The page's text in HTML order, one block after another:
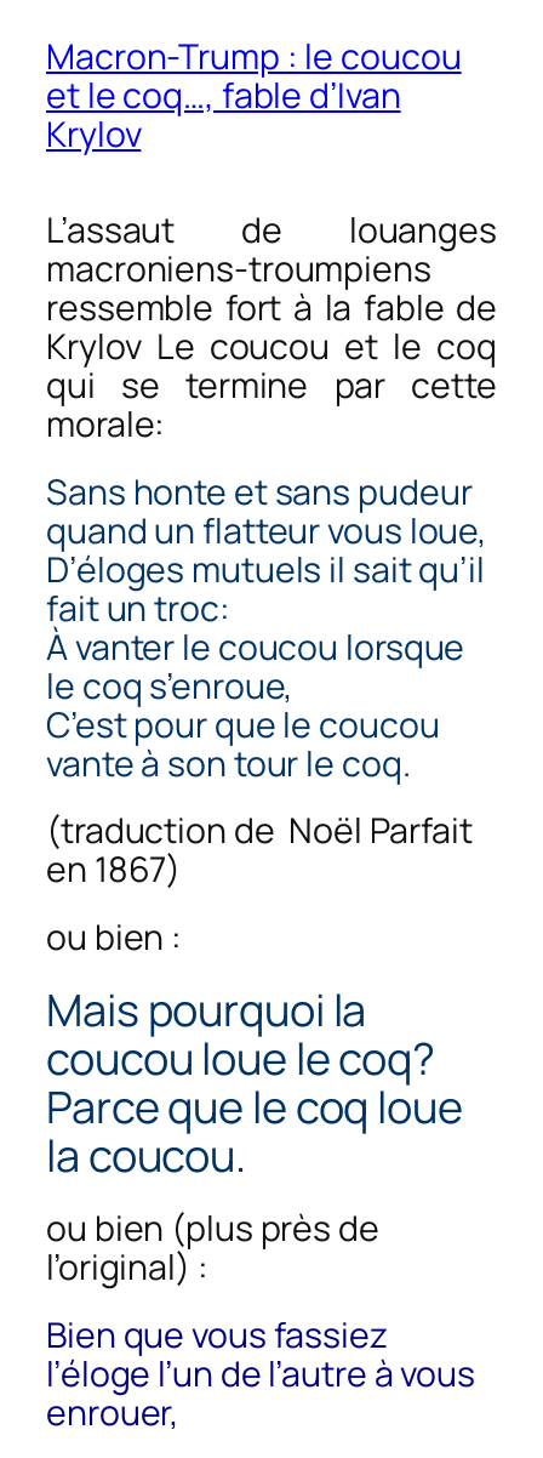
Macron-Trump : le coucou
et le coq…, fable d’Ivan
Krylov
L’assaut de louanges
macroniens-troumpiens
ressemble fort à la fable de
Krylov Le coucou et le coq
qui se termine par cette
morale:
Sans honte et sans pudeur
quand un flatteur vous loue,
D’éloges mutuels il sait qu’il
fait un troc:
À vanter le coucou lorsque
le coq s’enroue,
C’est pour que le coucou
vante à son tour le coq.
(traduction de Noël Parfait
en 1867)
ou bien :
Mais pourquoi la
coucou loue le coq?
Parce que le coq loue
la coucou.
ou bien (plus près de
l’original) :
Bien que vous fassiez
l’éloge l’un de l’autre à vous
enrouer,